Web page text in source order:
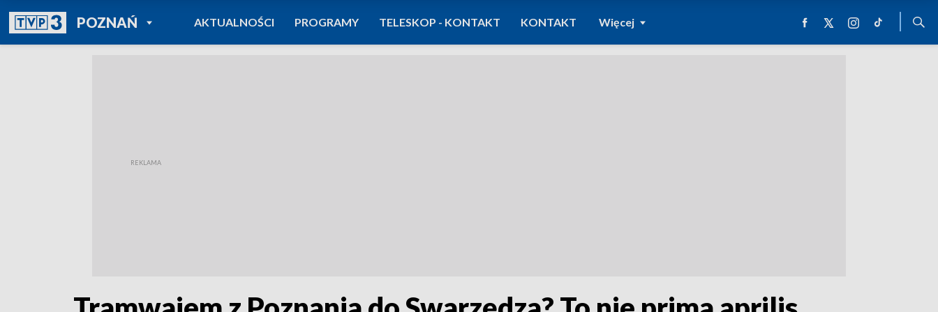
POZNAŃPOWRÓT DO
TVP REGIONY
AKTUALNOŚCI PROGRAMY TELESKOP - KONTAKT KONTAKT Więcej